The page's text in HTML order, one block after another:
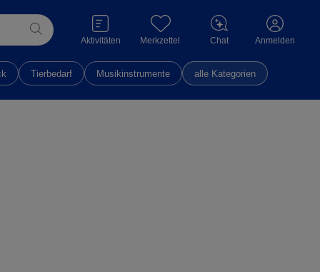
Aktivitäten Merkzettel Chat Anmelden
Tierbedarf Musikinstrumente alle Kategorien